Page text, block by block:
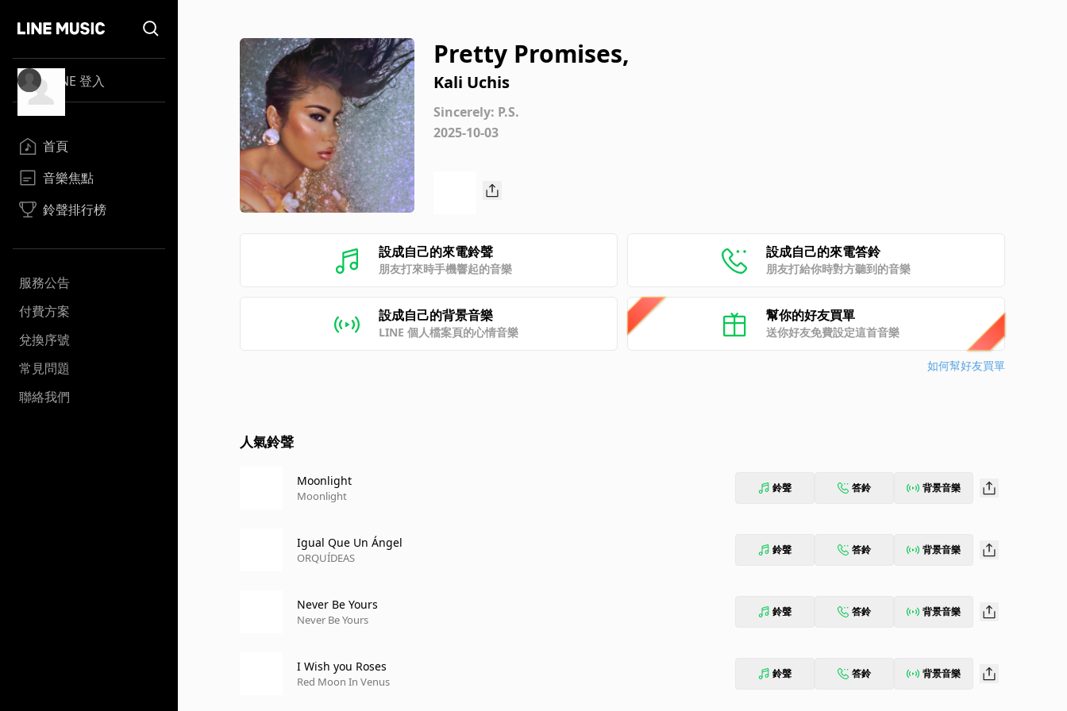
LINE 登入
首頁
音樂焦點
鈴聲排行榜
服務公告
付費方案
兌換序號
常見問題
聯絡我們
Pretty Promises,
Kali Uchis
Sincerely: P.S.
2025-10-03
設成自己的來電鈴聲
朋友打來時手機響起的音樂
設成自己的來電答鈴
朋友打給你時對方聽到的音樂
設成自己的背景音樂
LINE 個人檔案頁的心情音樂
幫你的好友買單
送你好友免費設定這首音樂
如何幫好友買單
人氣鈴聲
Moonlight
Moonlight
鈴聲 答鈴 背景音樂
Igual Que Un Ángel
ORQUÍDEAS
鈴聲 答鈴 背景音樂
Never Be Yours
Never Be Yours
鈴聲 答鈴 背景音樂
I Wish you Roses
Red Moon In Venus
鈴聲 答鈴 背景音樂